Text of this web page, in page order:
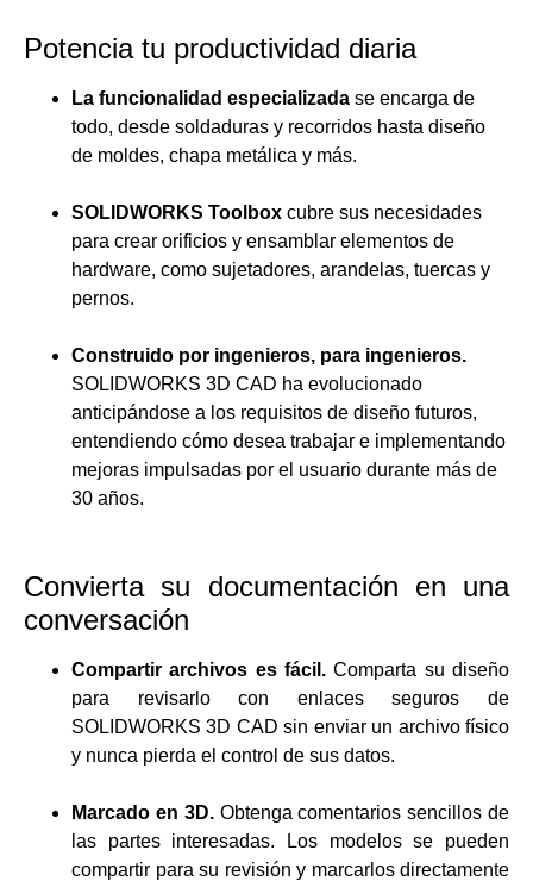
Potencia tu productividad diaria
La funcionalidad especializada se encarga de
todo, desde soldaduras y recorridos hasta diseño
de moldes, chapa metálica y más.
SOLIDWORKS Toolbox cubre sus necesidades
para crear orificios y ensamblar elementos de
hardware, como sujetadores, arandelas, tuercas y
pernos.
Construido por ingenieros, para ingenieros.
SOLIDWORKS 3D CAD ha evolucionado
anticipándose a los requisitos de diseño futuros,
entendiendo cómo desea trabajar e implementando
mejoras impulsadas por el usuario durante más de
30 años.
Convierta su documentación en una
conversación
Compartir archivos es fácil. Comparta su diseño
para revisarlo con enlaces seguros de
SOLIDWORKS 3D CAD sin enviar un archivo físico
y nunca pierda el control de sus datos.
Marcado en 3D.Obtenga comentarios sencillos de
las partes interesadas. Los modelos se pueden
compartir para su revisión y marcarlos directamente